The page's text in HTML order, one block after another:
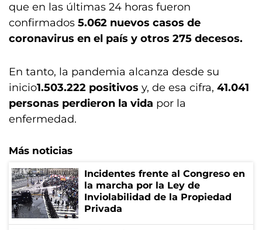
que en las últimas 24 horas fueron
confirmados 5.062 nuevos casos de
coronavirus en el país y otros 275 decesos.
En tanto, la pandemia alcanza desde su
inicio1.503.222 positivos y, de esa cifra, 41.041
personas perdieron la vida por la
enfermedad.
Más noticias
Incidentes frente al Congreso en
la marcha por la Ley de
Inviolabilidad de la Propiedad
Privada